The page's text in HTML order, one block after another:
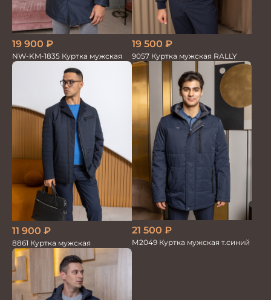
19 900 ₽
NW-KM-1835 Куртка мужская
19 500 ₽
9057 Куртка мужская RALLY
11 900 ₽
8861 Куртка мужская
21 500 ₽
М2049 Куртка мужская т.синий